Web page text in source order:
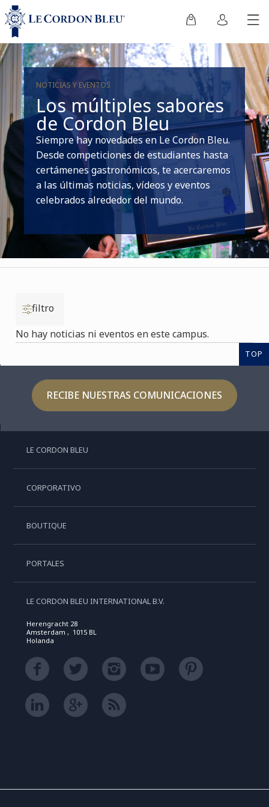
NOTICIAS Y EVENTOS
Los múltiples sabores
de Cordon Bleu
Siempre hay novedades en Le Cordon Bleu.
Desde competiciones de estudiantes hasta
certámenes gastronómicos, te acercaremos
a las últimas noticias, vídeos y eventos
celebrados alrededor del mundo.
filtro
No hay noticias ni eventos en este campus.
TOP
RECIBE NUESTRAS COMUNICACIONES
LE CORDON BLEU
CORPORATIVO
BOUTIQUE
PORTALES
LE CORDON BLEU INTERNATIONAL B.V.
Herengracht 28
Amsterdam , 1015 BL
Holanda